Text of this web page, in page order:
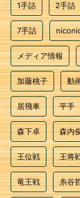
1手詰 2手詰
7手詰
メディア情報
加藤桃子 動
居飛車 平手
森下卓 森内
王位戦 王将
竜王戦 糸谷